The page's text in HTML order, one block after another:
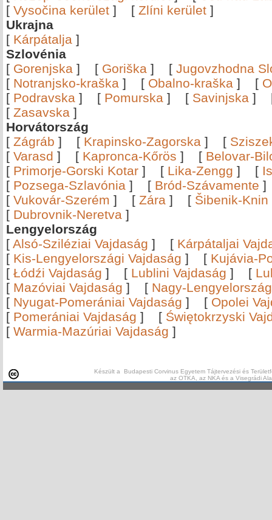
[ Vysočina kerület ] [ Zlíni kerület ]
Ukrajna
[ Kárpátalja ]
Szlovénia
[ Gorenjska ] [ Goriška ] [ Jugovzhodna
[ Notranjsko-kraška ] [ Obalno-kraška ] [
[ Podravska ] [ Pomurska ] [ Savinjska ]
[ Zasavska ]
Horvátország
[ Zágráb ] [ Krapinsko-Zagorska ] [
[ Varasd ] [ Kapronca-Kőrös ] [ Belovar-
[ Primorje-Gorski Kotar ] [ Lika-Zengg ] [
[ Pozsega-Szlavónia ] [ Bród-Szávamente
[ Vukovár-Szerém ] [ Zára ] [ Šibenik-Knin
[ Dubrovnik-Neretva ]
Lengyelország
[ Alsó-Sziléziai Vajdaság ] [ Kárpátaljai
[ Kis-Lengyelországi Vajdaság ] [ Kujávia-
[ Łódźi Vajdaság ] [ Lublini Vajdaság ] [
[ Mazóviai Vajdaság ] [ Nagy-
[ Nyugat-Pomerániai Vajdaság ] [ Opolei
[ Pomerániai Vajdaság ] [ Świętokrzyski
[ Warmia-Mazúriai Vajdaság ]
Készült a Budapesti Corvinus Egyetem Tájtervezési és
az OTKA, az NKA és a Visegrádi